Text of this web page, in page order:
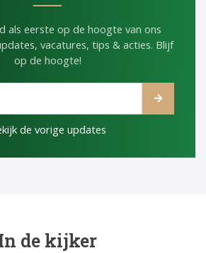
als eerste op de hoogte van ons
vacatures, tips & acties. Blijf
op de hoogte!
de vorige updates
de kijker